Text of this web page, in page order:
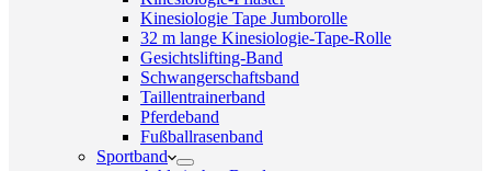
Kinesiologie Tape Jumborolle
32 m lange Kinesiologie-Tape-Rolle
Gesichtslifting-Band
Schwangerschaftsband
Taillentrainerband
Pferdeband
Fußballrasenband
Sportband